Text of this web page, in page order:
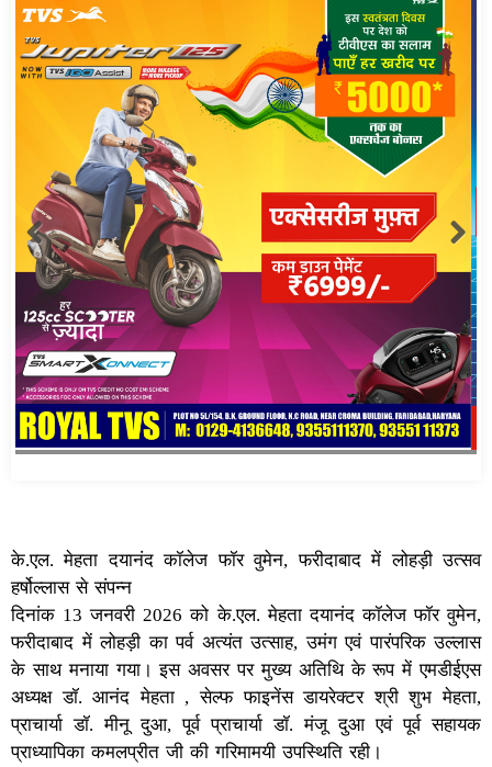
के.एल. मेहता दयानंद कॉलेज फॉर वुमेन, फरीदाबाद में लोहड़ी उत्सव
हर्षोल्लास से संपन्न
दिनांक 13 जनवरी 2026 को के.एल. मेहता दयानंद कॉलेज फॉर वुमेन,
फरीदाबाद में लोहड़ी का पर्व अत्यंत उत्साह, उमंग एवं पारंपरिक उल्लास
के साथ मनाया गया। इस अवसर पर मुख्य अतिथि के रूप में एमडीईएस
अध्यक्ष डॉ. आनंद मेहता , सेल्फ फाइनेंस डायरेक्टर श्री शुभ मेहता,
प्राचार्या डॉ. मीनू दुआ, पूर्व प्राचार्या डॉ. मंजू दुआ एवं पूर्व सहायक
प्राध्यापिका कमलप्रीत जी की गरिमामयी उपस्थिति रही।